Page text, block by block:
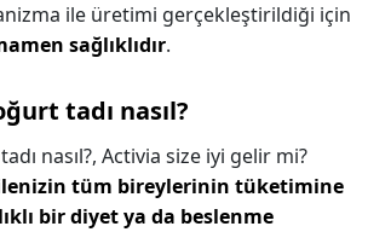
ile üretimi gerçekleştirildiği için
sağlıklıdır.
tadı nasıl?
nasıl?, Activia size iyi gelir mi?
tüm bireylerinin tüketimine
bir diyet ya da beslenme